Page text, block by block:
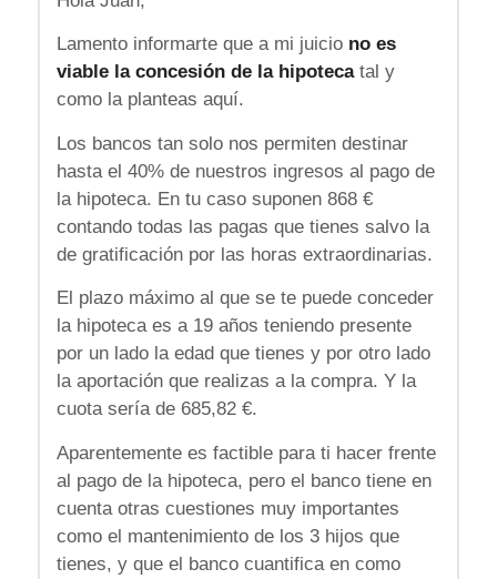
Lamento informarte que a mi juicio no es
viable la concesión de la hipotecatal y
como la planteas aquí.
Los bancos tan solo nos permiten destinar
hasta el 40% de nuestros ingresos al pago de
la hipoteca. En tu caso suponen 868 €
contando todas las pagas que tienes salvo la
de gratificación por las horas extraordinarias.
El plazo máximo al que se te puede conceder
la hipoteca es a 19 años teniendo presente
por un lado la edad que tienes y por otro lado
la aportación que realizas a la compra. Y la
cuota sería de 685,82 €.
Aparentemente es factible para ti hacer frente
al pago de la hipoteca, pero el banco tiene en
cuenta otras cuestiones muy importantes
como el mantenimiento de los 3 hijos que
tienes, y que el banco cuantifica en como